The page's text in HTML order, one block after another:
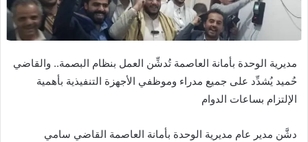
مديرية الوحدة بأمانة العاصمة تُدشِّن العمل بنظام البصمة.. والقاضي
حُميد يُشدِّد على جميع مدراء وموظفي الأجهزة التنفيذية بأهمية
الإلتزام بساعات الدوام
دشَّن مدير عام مديرية الوحدة بأمانة العاصمة القاضي سامي